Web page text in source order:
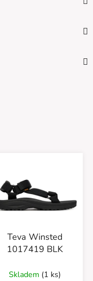
Teva Winsted
1017419 BLK
Skladem (1 ks)